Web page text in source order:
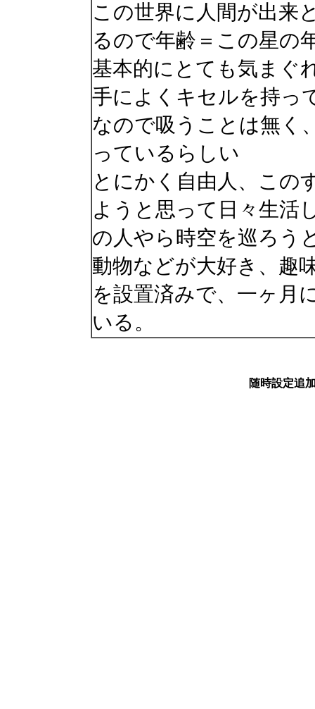
この世界に人間が出来
るので年齢＝この星の
基本的にとても気まぐ
手によくキセルを持っ
なので吸うことは無く
っているらしい
とにかく自由人、この
ようと思って日々生活
の人やら時空を巡ろう
動物などが大好き、趣
を設置済みで、一ヶ月
いる。
随時設定追